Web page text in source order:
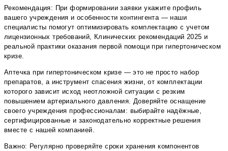
Рекомендация: При формировании заявки укажите профиль
вашего учреждения и особенности контингента — наши
специалисты помогут оптимизировать комплектацию с учетом
лицензионных требований, Клинических рекомендаций 2025 и
реальной практики оказания первой помощи при гипертоническом
кризе.
Аптечка при гипертоническом кризе — это не просто набор
препаратов, а инструмент спасения жизни, от комплектации
которого зависит исход неотложной ситуации с резким
повышением артериального давления. Доверяйте оснащение
своего учреждения профессионалам: выбирайте надёжные,
сертифицированные и законодательно корректные решения
вместе с нашей компанией.
Важно: Регулярно проверяйте сроки хранения компонентов